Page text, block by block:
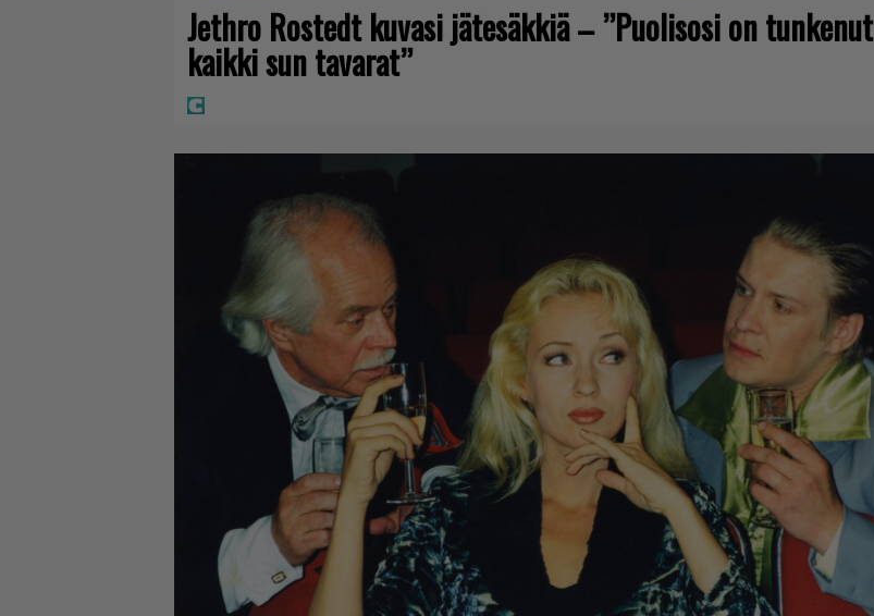
Jethro Rostedt kuvasi jätesäkkiä – ”Puolisosi on tunkenut
kaikki sun tavarat”